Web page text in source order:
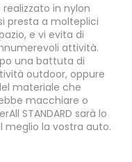
in nylon
presta a molteplici
e vi evita di
attività.
una battuta di
outdoor, oppure
materiale che
macchiare o
STANDARD sarà lo
meglio la vostra auto.